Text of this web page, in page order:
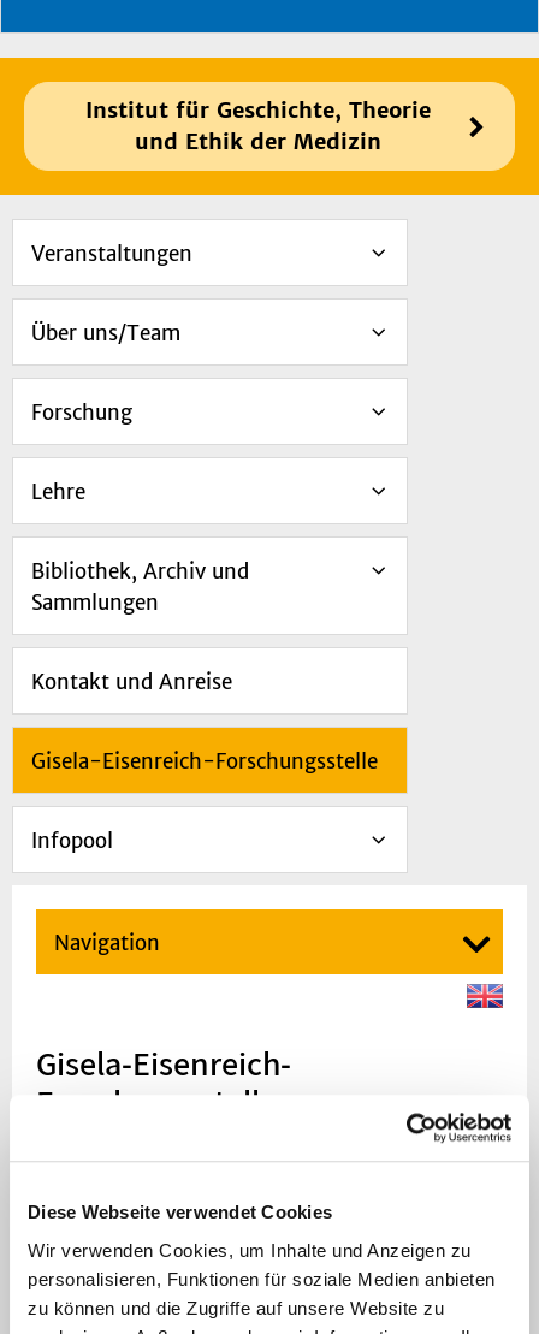
Diese Webseite verwendet Cookies
Wir verwenden Cookies, um Inhalte und Anzeigen zu
personalisieren, Funktionen für soziale Medien anbieten
zu können und die Zugriffe auf unsere Website zu
Institut für Geschichte, Theorie
und Ethik der Medizin
Veranstaltungen
Über uns/Team
Forschung
Lehre
Bibliothek, Archiv und
Sammlungen
Kontakt und Anreise
Gisela-Eisenreich-Forschungsstelle
Infopool
Navigation
Gisela-Eisenreich-
Forschungsstelle
Gisela-